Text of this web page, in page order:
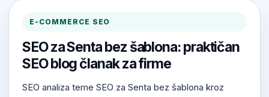
E-COMMERCE SEO
SEO za Senta bez šablona: praktičan
SEO blog članak za firme
SEO analiza teme SEO za Senta bez šablona kroz